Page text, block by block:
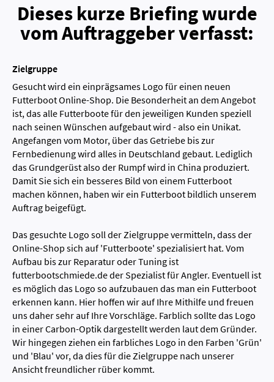
Dieses kurze Briefing wurde
vom Auftraggeber verfasst:
Zielgruppe
Gesucht wird ein einprägsames Logo für einen neuen
Futterboot Online-Shop. Die Besonderheit an dem Angebot
ist, das alle Futterboote für den jeweiligen Kunden speziell
nach seinen Wünschen aufgebaut wird - also ein Unikat.
Angefangen vom Motor, über das Getriebe bis zur
Fernbedienung wird alles in Deutschland gebaut. Lediglich
das Grundgerüst also der Rumpf wird in China produziert.
Damit Sie sich ein besseres Bild von einem Futterboot
machen können, haben wir ein Futterboot bildlich unserem
Auftrag beigefügt.
Das gesuchte Logo soll der Zielgruppe vermitteln, dass der
Online-Shop sich auf 'Futterboote' spezialisiert hat. Vom
Aufbau bis zur Reparatur oder Tuning ist
futterbootschmiede.de der Spezialist für Angler. Eventuell ist
es möglich das Logo so aufzubauen das man ein Futterboot
erkennen kann. Hier hoffen wir auf Ihre Mithilfe und freuen
uns daher sehr auf Ihre Vorschläge. Farblich sollte das Logo
in einer Carbon-Optik dargestellt werden laut dem Gründer.
Wir hingegen ziehen ein farbliches Logo in den Farben 'Grün'
und 'Blau' vor, da dies für die Zielgruppe nach unserer
Ansicht freundlicher rüber kommt.